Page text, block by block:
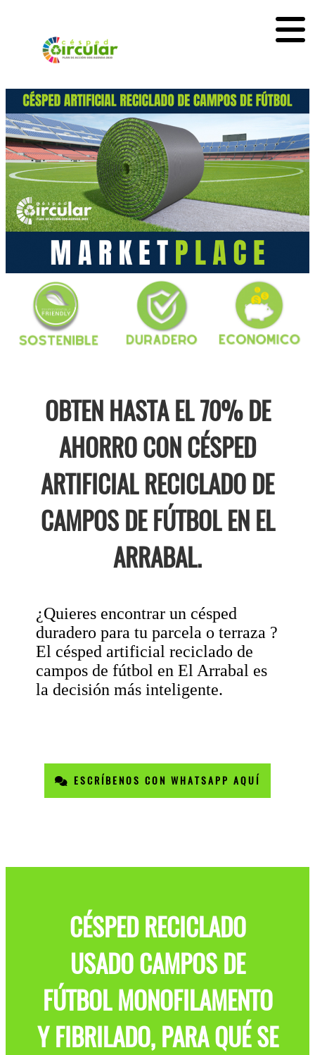
OBTEN HASTA EL 70% DE
AHORRO CON CÉSPED
ARTIFICIAL RECICLADO DE
CAMPOS DE FÚTBOL EN EL
ARRABAL.
¿Quieres encontrar un césped
duradero para tu parcela o terraza ?
El césped artificial reciclado de
campos de fútbol en El Arrabal es
la decisión más inteligente.
ESCRÍBENOS CON WHATSAPP AQUÍ
CÉSPED RECICLADO
USADO CAMPOS DE
FÚTBOL MONOFILAMENTO
Y FIBRILADO, PARA QUÉ SE